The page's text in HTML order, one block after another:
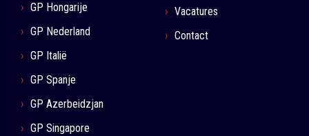
GP Hongarije
GP Nederland
GP Italië
GP Spanje
GP Azerbeidzjan
GP Singapore
Vacatures
Contact